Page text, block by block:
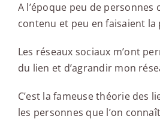
A l’époque peu de personnes
contenu et peu en faisaient
Les réseaux sociaux m’ont
du lien et d’agrandir mon
C’est la fameuse théorie des
les personnes que l’on